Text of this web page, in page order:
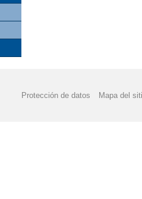
Protección de datos Mapa del